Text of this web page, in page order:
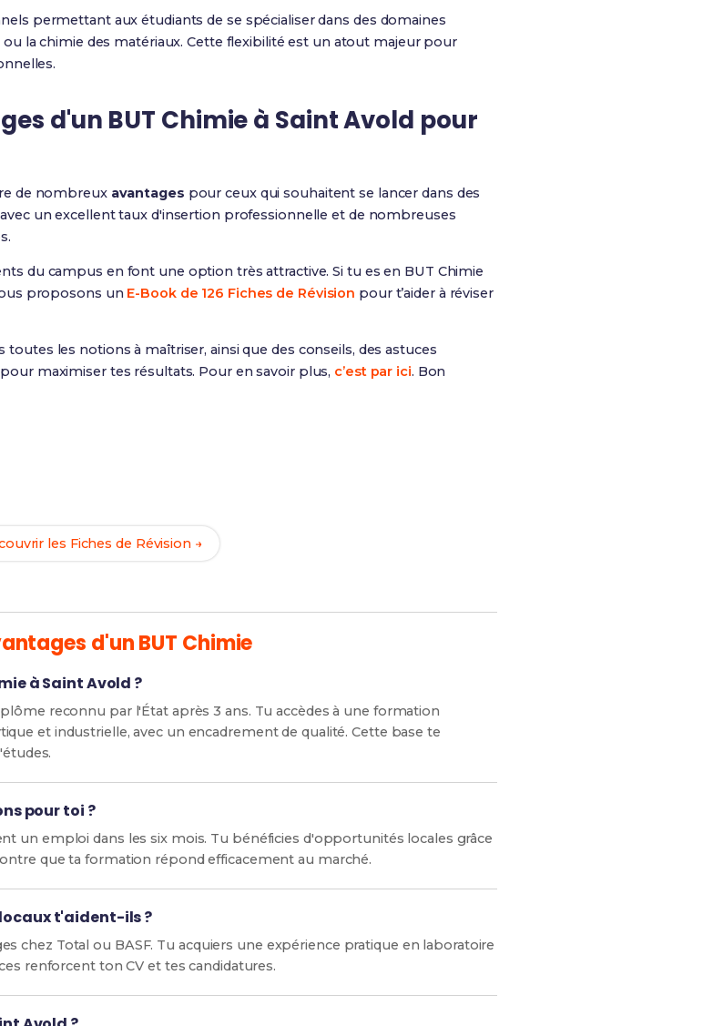
permettant aux étudiants de se spécialiser dans des domaines
la chimie des matériaux. Cette flexibilité est un atout majeur pour
d'un BUT Chimie à Saint Avold pour
de nombreux avantages pour ceux qui souhaitent se lancer dans des
un excellent taux d'insertion professionnelle et de nombreuses
du campus en font une option très attractive. Si tu es en BUT Chimie
proposons un E-Book de 126 Fiches de Révision pour t’aider à réviser
toutes les notions à maîtriser, ainsi que des conseils, des astuces
maximiser tes résultats. Pour en savoir plus, c’est par ici. Bon
les Fiches de Révision →
d'un BUT Chimie
à Saint Avold ?
reconnu par l'État après 3 ans. Tu accèdes à une formation
et industrielle, avec un encadrement de qualité. Cette base te
pour toi ?
un emploi dans les six mois. Tu bénéficies d'opportunités locales grâce
que ta formation répond efficacement au marché.
t'aident-ils ?
chez Total ou BASF. Tu acquiers une expérience pratique en laboratoire
renforcent ton CV et tes candidatures.